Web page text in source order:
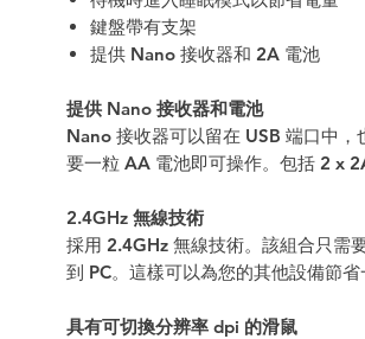
鍵盤帶有支架
提供 Nano 接收器和 2A 電池
提供 Nano 接收器和電池
Nano 接收器可以留在 USB 端口中
要一粒 AA 電池即可操作。包括 2 x
2.4GHz 無線技術
採用 2.4GHz 無線技術。該組合只需
到 PC。這樣可以為您的其他設備節省
具有可切換分辨率 dpi 的滑鼠